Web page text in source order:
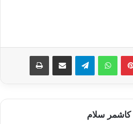
پینترستواتس آپ تلگرام اشتراک گذاری از طریق ایمیل چاپ
کاشمر سلام